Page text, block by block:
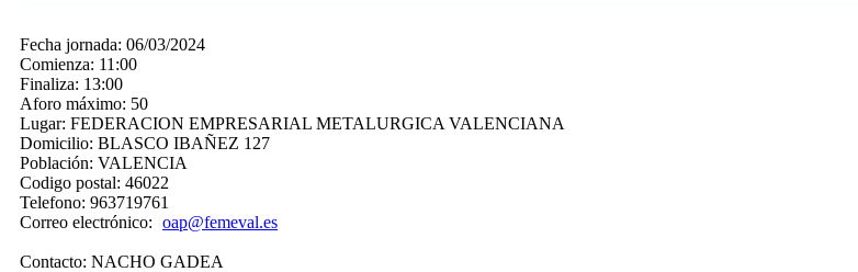
Fecha jornada: 06/03/2024
Comienza: 11:00
Finaliza: 13:00
Aforo máximo: 50
Lugar: FEDERACION EMPRESARIAL METALURGICA VALENCIANA
Domicilio: BLASCO IBAÑEZ 127
Población: VALENCIA
Codigo postal: 46022
Telefono: 963719761
Correo electrónico: oap@femeval.es
Contacto: NACHO GADEA